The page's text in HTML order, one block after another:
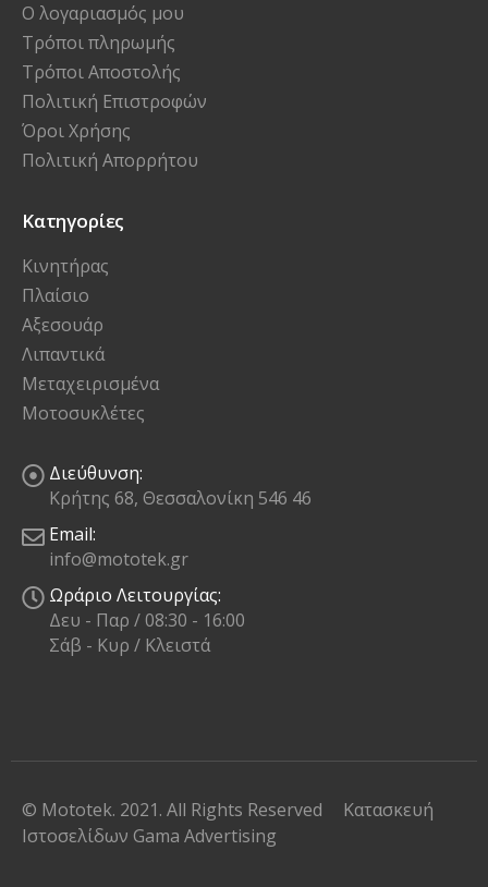
Ο λογαριασμός μου
Τρόποι πληρωμής
Τρόποι Αποστολής
Πολιτική Επιστροφών
Όροι Χρήσης
Πολιτική Απορρήτου
Κατηγορίες
Κινητήρας
Πλαίσιο
Αξεσουάρ
Λιπαντικά
Μεταχειρισμένα
Μοτοσυκλέτες
Διεύθυνση:
Κρήτης 68, Θεσσαλονίκη 546 46
Email:
info@mototek.gr
Ωράριο Λειτουργίας:
Δευ - Παρ / 08:30 - 16:00
Σάβ - Κυρ / Κλειστά
© Mototek. 2021. All Rights Reserved
Κατασκευή
Ιστοσελίδων Gama Advertising